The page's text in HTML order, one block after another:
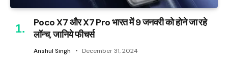
Poco X7 और X7 Pro भारत में 9 जनवरी को होने जा रहे
लॉन्च, जानिये फीचर्स
Anshul Singh December 31, 2024